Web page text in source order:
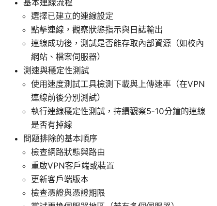
基本連線流程
選擇已建立的連線設定
點擊連線，觀察狀態指示與日誌輸出
連線成功後，測試是否能存取內部資源（如校內
網站、檔案伺服器）
測速與穩定性測試
使用速度測試工具檢測下載與上傳速率（在VPN
連線前後分別測試）
執行連線穩定性測試，持續觀察5-10分鐘的連線
是否有掉線
問題排除的基本順序
檢查網路狀態與路由
重啟VPN客戶端或裝置
更新客戶端版本
檢查憑證與憑證期限